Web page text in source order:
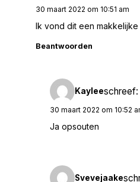
30 maart 2022 om 10:51 am
Ik vond dit een makkelijke
Beantwoorden
Kayleeschreef:
30 maart 2022 om 10:52
Ja opsouten
Svevejaake